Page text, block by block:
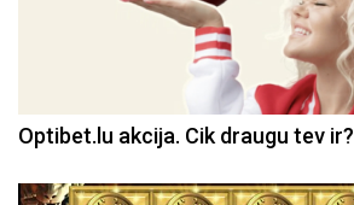
Optibet.lu akcija. Cik draugu tev ir?